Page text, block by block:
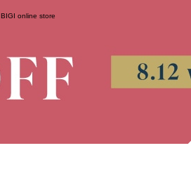
BIGI online store